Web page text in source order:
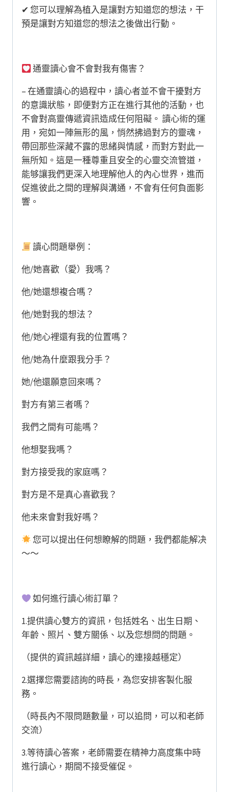
✔︎ 您可以理解為植入是讓對方知道您的想法，干
預是讓對方知道您的想法之後做出行動。
通靈讀心會不會對我有傷害？
– 在通靈讀心的過程中，讀心者並不會干擾對方
的意識狀態，即便對方正在進行其他的活動，也
不會對高靈傳遞資訊造成任何阻礙。 讀心術的運
用，宛如一陣無形的風，悄然拂過對方的靈魂，
帶回那些深藏不露的思緒與情感，而對方對此一
無所知。這是一種尊重且安全的心靈交流管道，
能够讓我們更深入地理解他人的內心世界，進而
促進彼此之間的理解與溝通，不會有任何負面影
響。
讀心問題舉例：
他/她喜歡（愛）我嗎？
他/她還想複合嗎？
他/她對我的想法？
他/她心裡還有我的位置嗎？
他/她為什麼跟我分手？
她/他還願意回來嗎？
對方有第三者嗎？
我們之間有可能嗎？
他想娶我嗎？
對方接受我的家庭嗎？
對方是不是真心喜歡我？
他未來會對我好嗎？
您可以提出任何想瞭解的問題，我們都能解决
～～
如何進行讀心術訂單？
1.提供讀心雙方的資訊，包括姓名、出生日期、
年齡、照片、雙方關係、以及您想問的問題。
（提供的資訊越詳細，讀心的連接越穩定）
2.選擇您需要諮詢的時長，為您安排客製化服
務。
（時長內不限問題數量，可以追問，可以和老師
交流）
3.等待讀心答案，老師需要在精神力高度集中時
進行讀心，期間不接受催促。